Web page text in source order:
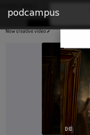
podcampus